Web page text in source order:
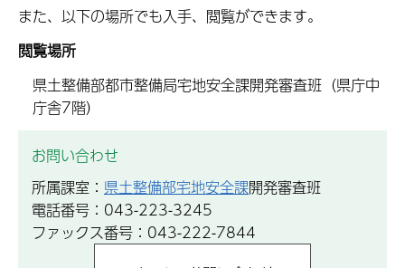
また、以下の場所でも入手、閲覧ができます。
閲覧場所
県土整備部都市整備局宅地安全課開発審査班（県庁中
庁舎7階）
お問い合わせ
所属課室： 県土整備部宅地安全課開発審査班
電話番号：043-223-3245
ファックス番号：043-222-7844